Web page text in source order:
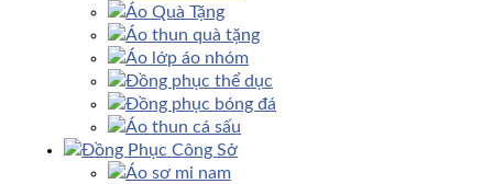
Áo Quà Tặng
Áo thun quà tặng
Áo lớp áo nhóm
Đồng phục thể dục
Đồng phục bóng đá
Áo thun cá sấu
Đồng Phục Công Sở
Áo sơ mi nam